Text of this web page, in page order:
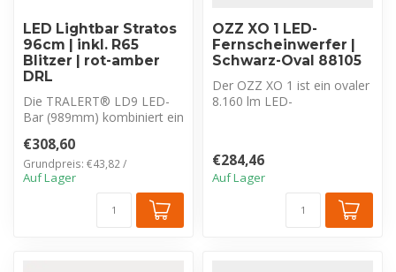
LED Lightbar Stratos
96cm | inkl. R65
Blitzer | rot-amber
DRL
Die TRALERT® LD9 LED-
Bar (989mm) kombiniert ein
einer s...
€308,60
Grundpreis: €43,82 /
Auf Lager
OZZ XO 1 LED-
Fernscheinwerfer |
Schwarz-Oval 88105
Der OZZ XO 1 ist ein ovaler
8.160 lm LED-
€284,46
Auf Lager